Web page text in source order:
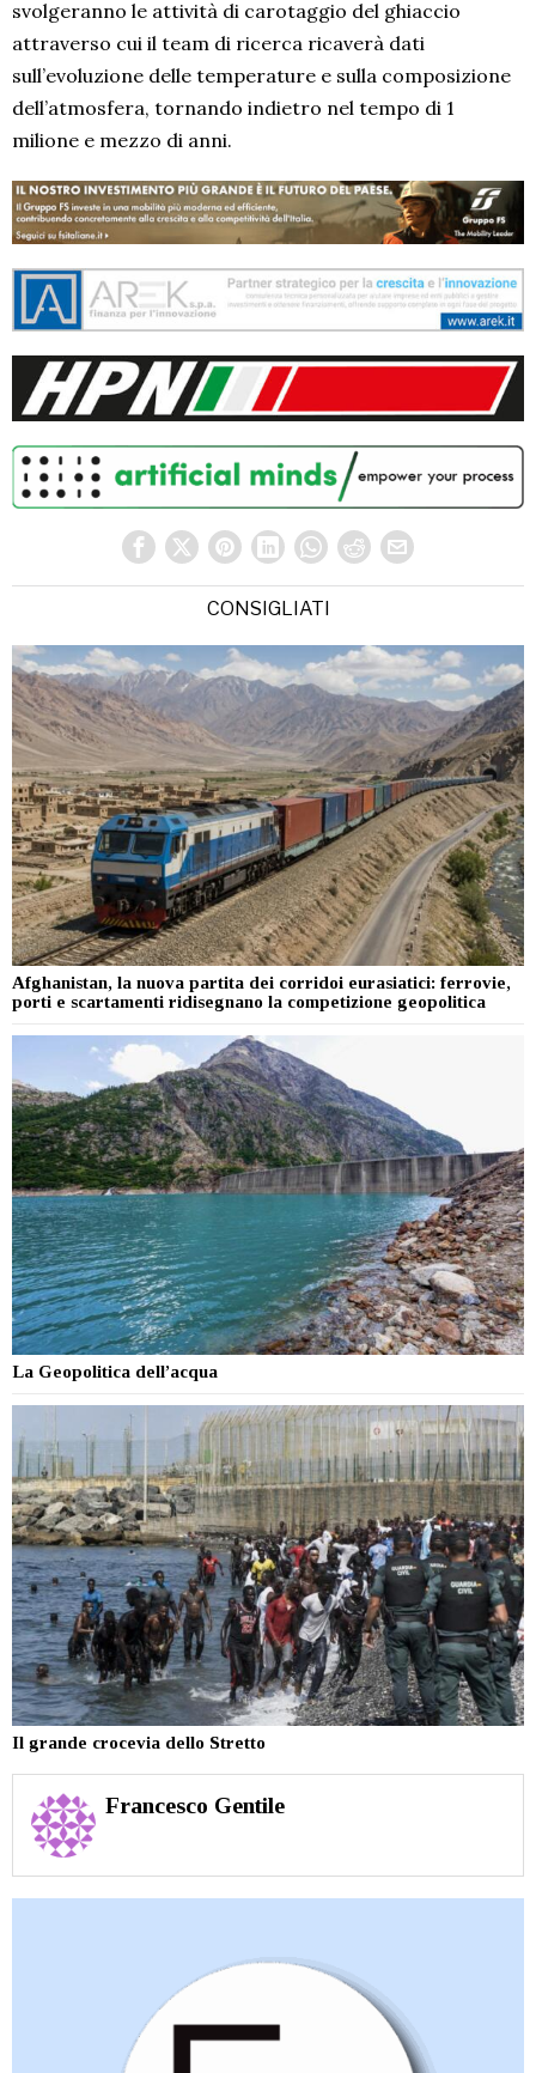
svolgeranno le attività di carotaggio del ghiaccio
attraverso cui il team di ricerca ricaverà dati
sull’evoluzione delle temperature e sulla composizione
dell’atmosfera, tornando indietro nel tempo di 1
milione e mezzo di anni.
CONSIGLIATI
Afghanistan, la nuova partita dei corridoi eurasiatici: ferrovie,
porti e scartamenti ridisegnano la competizione geopolitica
La Geopolitica dell’acqua
Il grande crocevia dello Stretto
Francesco Gentile